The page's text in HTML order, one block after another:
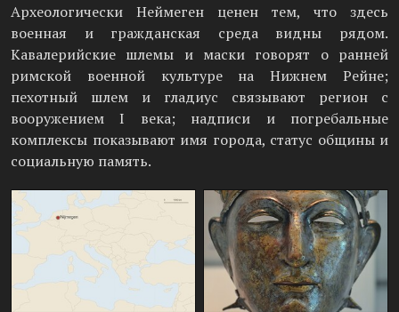
Археологически Неймеген ценен тем, что здесь
военная и гражданская среда видны рядом.
Кавалерийские шлемы и маски говорят о ранней
римской военной культуре на Нижнем Рейне;
пехотный шлем и гладиус связывают регион с
вооружением I века; надписи и погребальные
комплексы показывают имя города, статус общины и
социальную память.